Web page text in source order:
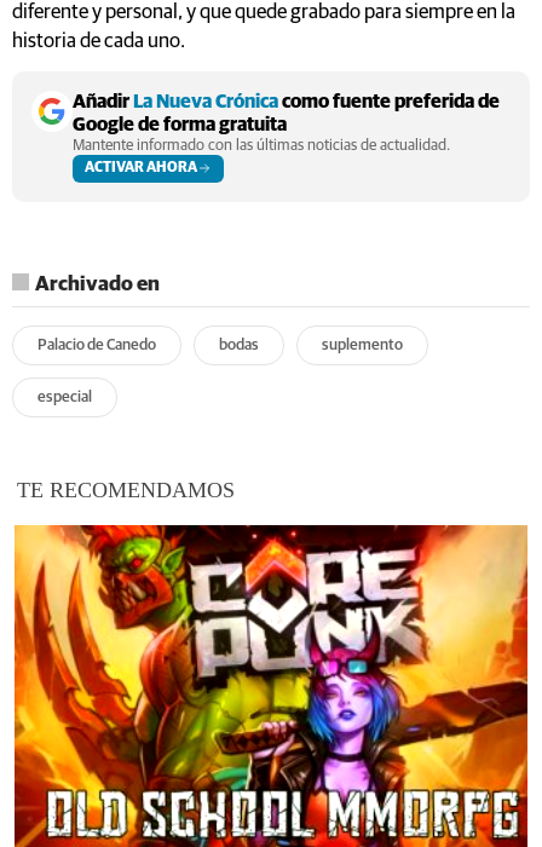
diferente y personal, y que quede grabado para siempre en la
historia de cada uno.
AñadirLa Nueva Crónicacomo fuente preferida de
Google de forma gratuita
Mantente informado con las últimas noticias de actualidad.
ACTIVAR AHORA
Archivado en
Palacio de Canedo bodas suplemento
especial
TE RECOMENDAMOS